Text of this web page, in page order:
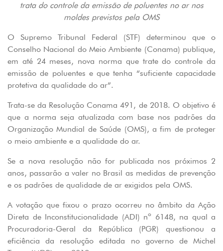
trata do controle da emissão de poluentes no ar nos
moldes previstos pela OMS
O Supremo Tribunal Federal (STF) determinou que o
Conselho Nacional do Meio Ambiente (Conama) publique,
em até 24 meses, nova norma que trate do controle da
emissão de poluentes e que tenha “suficiente capacidade
protetiva da qualidade do ar”.
Trata-se da Resolução Conama 491, de 2018. O objetivo é
que a norma seja atualizada com base nos padrões da
Organização Mundial de Saúde (OMS), a fim de proteger
o meio ambiente e a qualidade do ar.
Se a nova resolução não for publicada nos próximos 2
anos, passarão a valer no Brasil as medidas de prevenção
e os padrões de qualidade de ar exigidos pela OMS.
A votação que fixou o prazo ocorreu no âmbito da Ação
Direta de Inconstitucionalidade (ADI) nº 6148, na qual a
Procuradoria-Geral da República (PGR) questionou a
eficiência da resolução editada no governo de Michel